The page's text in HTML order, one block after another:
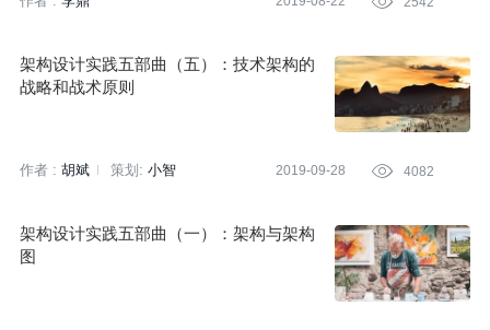
架构设计实践五部曲（五）：技术架构的
战略和战术原则
作者 : 胡斌 策划: 小智 2019-09-28  4082
架构设计实践五部曲（一）：架构与架构
图